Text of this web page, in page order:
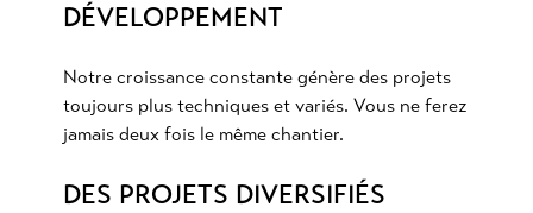
DÉVELOPPEMENT
Notre croissance constante génère des projets
toujours plus techniques et variés. Vous ne ferez
jamais deux fois le même chantier.
DES PROJETS DIVERSIFIÉS